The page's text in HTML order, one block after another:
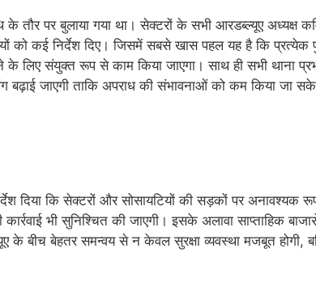
तौर पर बुलाया गया था। सेक्टरों के सभी आरडब्ल्यूए अध्यक्ष
को कई निर्देश दिए। जिसमें सबसे खास पहल यह है कि
लिए संयुक्त रूप से काम किया जाएगा। साथ ही सभी थाना
जाएगी ताकि अपराध की संभावनाओं को कम किया जा
दिया कि सेक्टरों और सोसायटियों की सड़कों पर अनावश्यक
भी सुनिश्चित की जाएगी। इसके अलावा साप्ताहिक
बीच बेहतर समन्वय से न केवल सुरक्षा व्यवस्था मजबूत होगी,